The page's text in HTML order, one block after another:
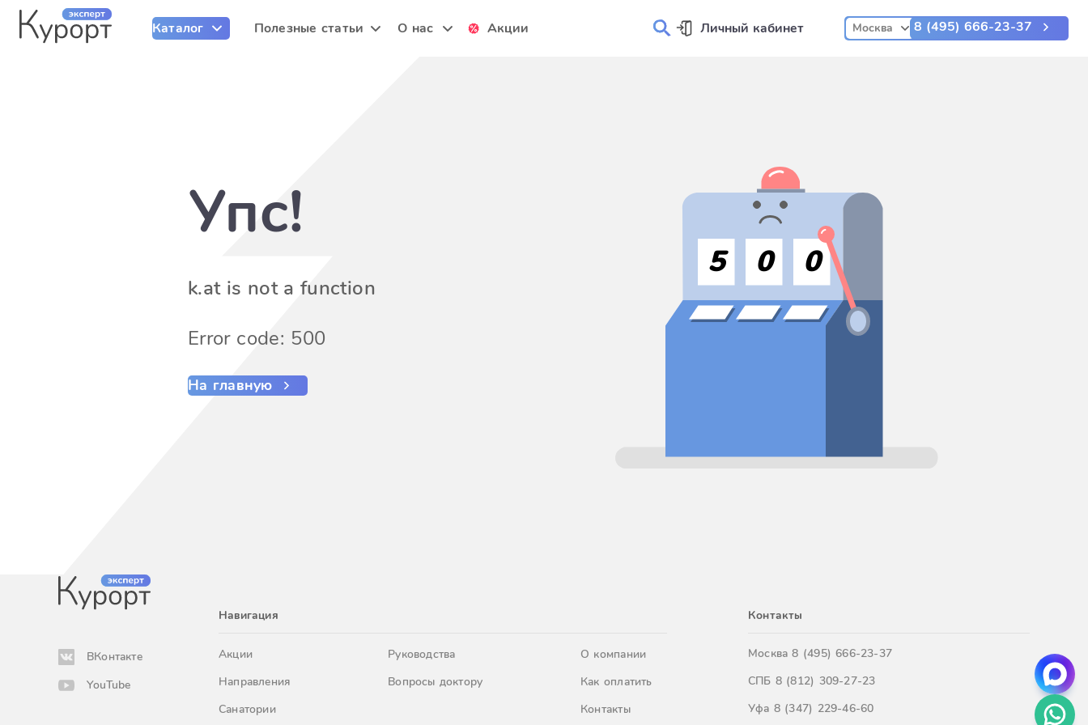
Каталог Полезные статьи О нас Акции Личный кабинет Москва 8 (495) 666-23-37
Упс!
k.at is not a function
Error code: 500
На главную
5 0 0
ВКонтакте
YouTube
Навигация
Акции
Направления
Санатории
Руководства
Вопросы доктору
О компании
Как оплатить
Контакты
Контакты
Москва8 (495) 666-23-37
СПБ 8 (812) 309-27-23
Уфа 8 (347) 229-46-60